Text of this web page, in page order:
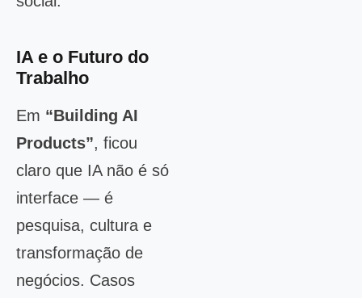
IA e o Futuro do
Trabalho
Em “Building AI
Products”, ficou
claro que IA não é só
interface — é
pesquisa, cultura e
transformação de
negócios. Casos